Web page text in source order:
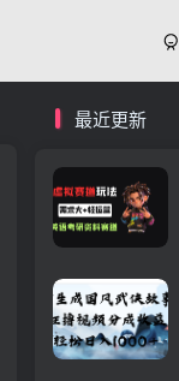
最近更新